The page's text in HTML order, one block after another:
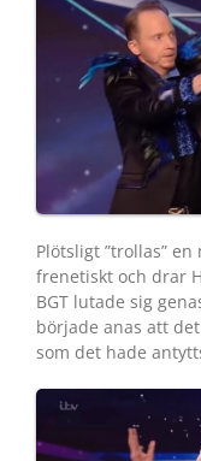
Plötsligt ”trollas”
frenetiskt och drar
BGT lutade sig
började anas att
som det hade